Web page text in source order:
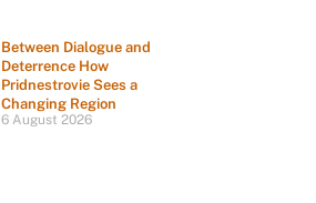
Between Dialogue and
Deterrence How
Pridnestrovie Sees a
Changing Region
6 August 2026